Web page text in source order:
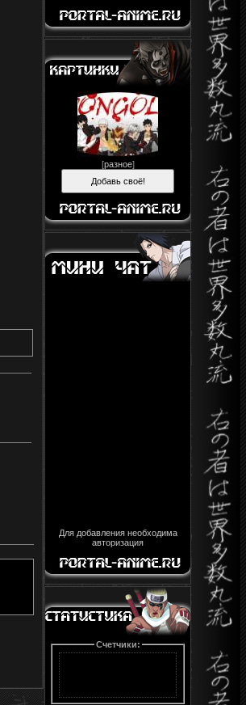
[разное]
Для добавления необходима
авторизация
Счетчики: